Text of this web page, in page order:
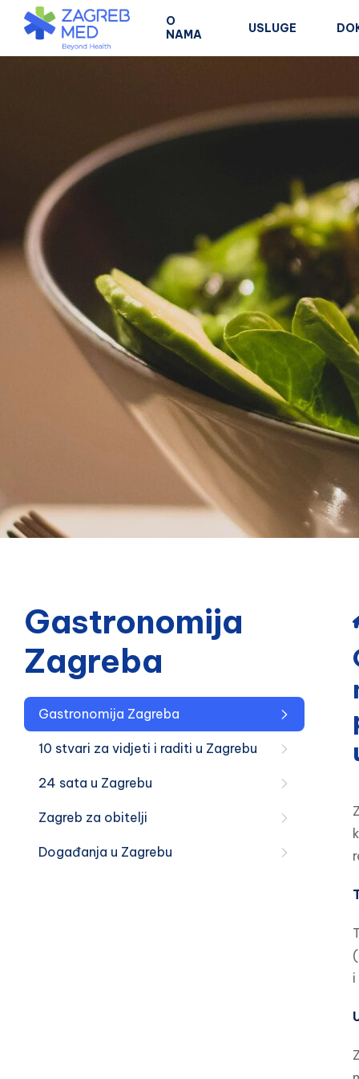
O
NAMA
USLUGE
Gastronomija
Zagreba
Gastronomija Zagreba
10 stvari za vidjeti i raditi u Zagrebu
24 sata u Zagrebu
Zagreb za obitelji
Događanja u Zagrebu
i